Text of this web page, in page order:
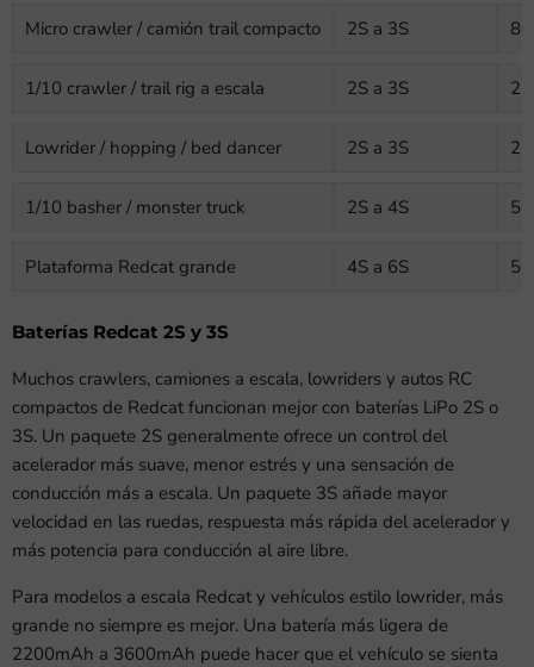
Micro crawler / camión trail compacto 2S a 3S
1/10 crawler / trail rig a escala 2S a 3S
Lowrider / hopping / bed dancer 2S a 3S
1/10 basher / monster truck 2S a 4S
Plataforma Redcat grande 4S a 6S
Baterías Redcat 2S y 3S
Muchos crawlers, camiones a escala, lowriders y autos RC
compactos de Redcat funcionan mejor con baterías LiPo 2S o
3S. Un paquete 2S generalmente ofrece un control del
acelerador más suave, menor estrés y una sensación de
conducción más a escala. Un paquete 3S añade mayor
velocidad en las ruedas, respuesta más rápida del acelerador y
más potencia para conducción al aire libre.
Para modelos a escala Redcat y vehículos estilo lowrider, más
grande no siempre es mejor. Una batería más ligera de
2200mAh a 3600mAh puede hacer que el vehículo se sienta